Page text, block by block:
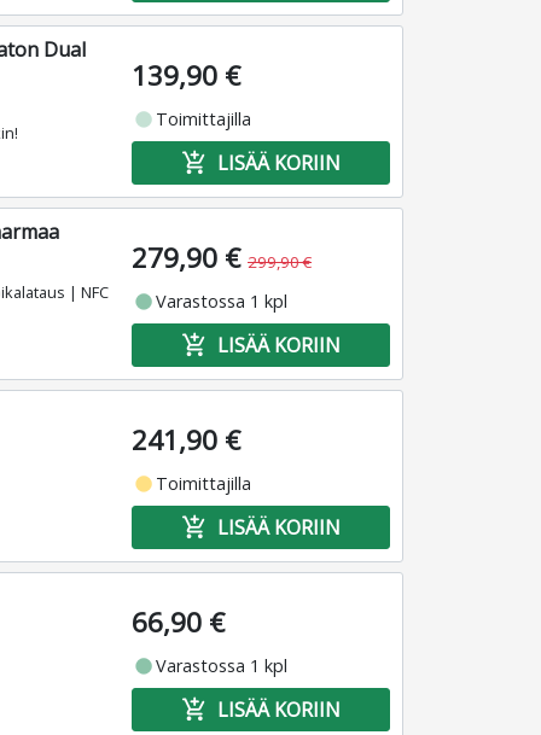
Dual
139,90 €
fiber_manual_record Toimittajilla
add_shopping_cart LISÄÄ KORIIN
| NFC
279,90 € 299,90 €
fiber_manual_recordVarastossa 1 kpl
add_shopping_cart LISÄÄ KORIIN
241,90 €
fiber_manual_record Toimittajilla
add_shopping_cart LISÄÄ KORIIN
66,90 €
fiber_manual_recordVarastossa 1 kpl
add_shopping_cart LISÄÄ KORIIN